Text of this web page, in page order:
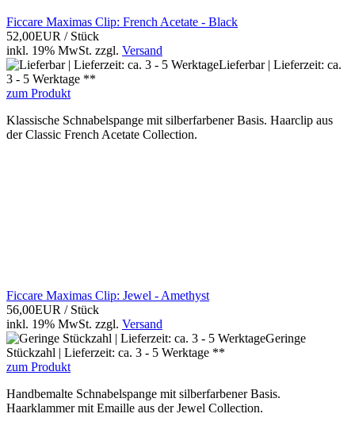
Ficcare Maximas Clip: French Acetate - Black
52,00EUR / Stück
inkl. 19% MwSt. zzgl. Versand
Lieferbar | Lieferzeit: ca.
3 - 5 Werktage **
zum Produkt
Klassische Schnabelspange mit silberfarbener Basis. Haarclip aus
der Classic French Acetate Collection.
Ficcare Maximas Clip: Jewel - Amethyst
56,00EUR / Stück
inkl. 19% MwSt. zzgl. Versand
Geringe
Stückzahl | Lieferzeit: ca. 3 - 5 Werktage **
zum Produkt
Handbemalte Schnabelspange mit silberfarbener Basis.
Haarklammer mit Emaille aus der Jewel Collection.